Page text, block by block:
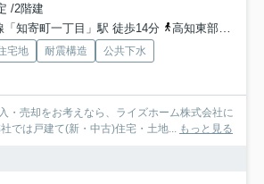
/2階建
「知寄町一丁目」駅 徒歩14分
高知東部交通「桟橋通三丁目（バス）」バス停下車 徒歩11分
宅地 耐震構造
公共下水
・売却をお考えなら、ライズホーム株式会社に
では戸建て(新・中古)住宅・土地... もっと見る